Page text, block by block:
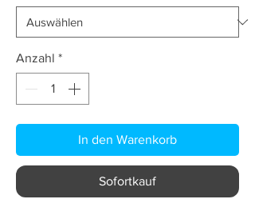
Anzahl *
In den Warenkorb
Sofortkauf